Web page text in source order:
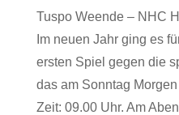
Tuspo Weende – NHC
Im neuen Jahr ging es
ersten Spiel gegen die
das am Sonntag
Zeit: 09.00 Uhr. Am
Hallenheft
Kooperationen
Termine
Intern